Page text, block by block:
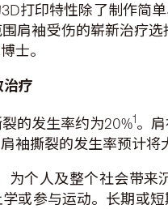
打印特性除了制作简
肩袖受伤的崭新治疗
士。
治疗
的发生率约为20%1。
袖撕裂的发生率预计将
个人及整个社会带
或参与运动。长期或